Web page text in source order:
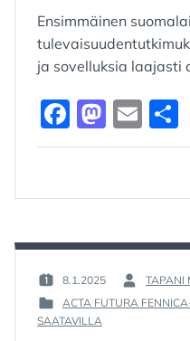
Ensimmäinen
ja sovelluksia laajasti
F
a
e
o
o
k
M
a
o
o
E
m
l
POSTED
ON
:
8.1.2025
BY
:
TAPANI
POSTED
ACTA FUTURA
SAATAVILLA